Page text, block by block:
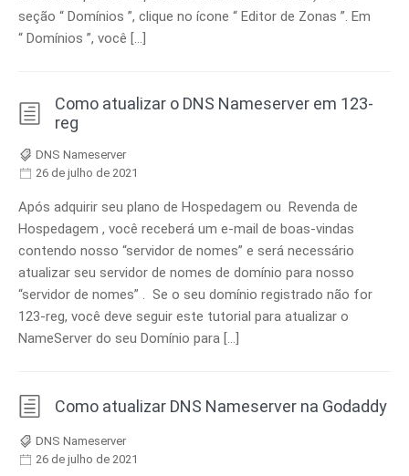
seção “ Domínios ”, clique no ícone “ Editor de Zonas ”. Em
“ Domínios ”, você […]
Como atualizar o DNS Nameserver em 123-
reg
DNS Nameserver
26 de julho de 2021
Após adquirir seu plano de Hospedagem ou Revenda de
Hospedagem , você receberá um e-mail de boas-vindas
contendo nosso “servidor de nomes” e será necessário
atualizar seu servidor de nomes de domínio para nosso
“servidor de nomes” . Se o seu domínio registrado não for
123-reg, você deve seguir este tutorial para atualizar o
NameServer do seu Domínio para […]
Como atualizar DNS Nameserver na Godaddy
DNS Nameserver
26 de julho de 2021